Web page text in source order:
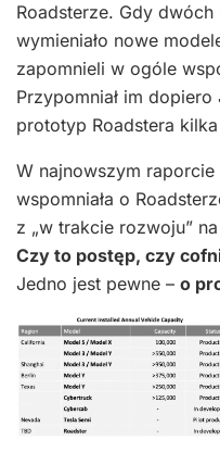
Roadsterze. Gdy
wymieniało nowe
zapomnieli w ogóle
Przypomniał im
prototyp Roadstera
W najnowszym
wspomniała o
z „w trakcie rozwoju”
Czy to postęp, czy
Jedno jest pewne – o